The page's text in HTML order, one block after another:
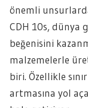
önemli
CDH 10s, dünya
beğenisini
malzemelerle
biri. Özellikle
artmasına yol